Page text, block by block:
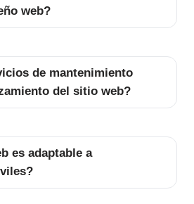
web?
de mantenimiento
del sitio web?
es adaptable a